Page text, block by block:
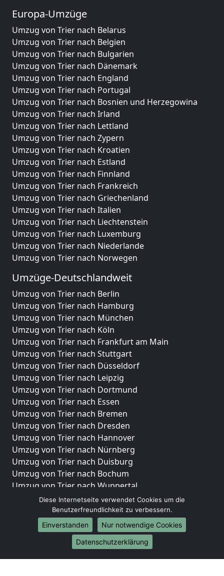
Europa-Umzüge
Umzug von Trier nach Belarus
Umzug von Trier nach Belgien
Umzug von Trier nach Bulgarien
Umzug von Trier nach Dänemark
Umzug von Trier nach England
Umzug von Trier nach Portugal
Umzug von Trier nach Bosnien und Herzegowina
Umzug von Trier nach Irland
Umzug von Trier nach Lettland
Umzug von Trier nach Zypern
Umzug von Trier nach Kroatien
Umzug von Trier nach Estland
Umzug von Trier nach Finnland
Umzug von Trier nach Frankreich
Umzug von Trier nach Griechenland
Umzug von Trier nach Italien
Umzug von Trier nach Liechtenstein
Umzug von Trier nach Luxemburg
Umzug von Trier nach Niederlande
Umzug von Trier nach Norwegen
Umzüge-Deutschlandweit
Umzug von Trier nach Berlin
Umzug von Trier nach Hamburg
Umzug von Trier nach München
Umzug von Trier nach Köln
Umzug von Trier nach Frankfurt am Main
Umzug von Trier nach Stuttgart
Umzug von Trier nach Düsseldorf
Umzug von Trier nach Leipzig
Umzug von Trier nach Dortmund
Umzug von Trier nach Essen
Umzug von Trier nach Bremen
Umzug von Trier nach Dresden
Umzug von Trier nach Hannover
Umzug von Trier nach Nürnberg
Umzug von Trier nach Duisburg
Umzug von Trier nach Bochum
Umzug von Trier nach Wuppertal
Umzug von Trier nach Bielefeld
Umzug von Trier nach Bonn
Umzug von Trier nach Münster
Internationale-Umzüge
Umzug von Trier nach Brasilien
Diese Internetseite verwendet Cookies um die
Benutzerfreundlichkeit zu verbessern.
Einverstanden
Nur notwendige Cookies
Datenschutzerklärung